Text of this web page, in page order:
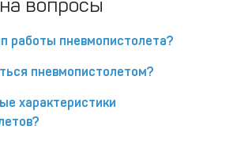
работы пневмопистолета?
пневмопистолетом?
характеристики